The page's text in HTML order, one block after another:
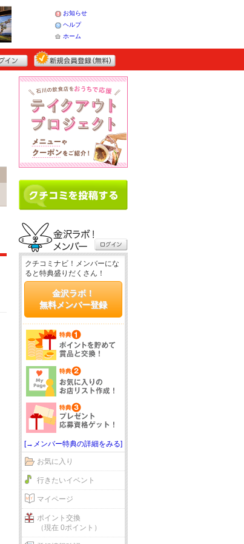
お知らせ
ヘルプ
ホーム
クチコミナビ！メンバーにな
ると特典盛りだくさん！
金沢ラボ！
無料メンバー登録
[→メンバー特典の詳細をみる]
お気に入り
行きたいイベント
マイページ
ポイント交換
（現在 0ポイント）